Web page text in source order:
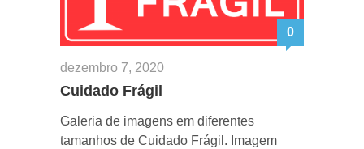
0
dezembro 7, 2020
Cuidado Frágil
Galeria de imagens em diferentes
tamanhos de Cuidado Frágil. Imagem